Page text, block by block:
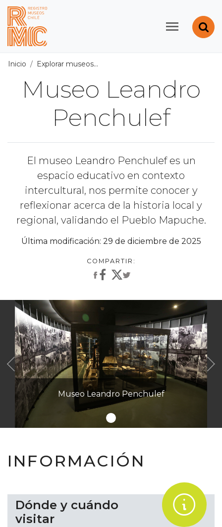
Contenido principal
Registro de Museos
Inicio Explorar museos
Museo Leandro
Penchulef
El museo Leandro Penchulef es un
espacio educativo en contexto
intercultural, nos permite conocer y
reflexionar acerca de la historia local y
regional, validando el Pueblo Mapuche.
Última modificación: 29 de diciembre de 2025
Museo Leandro Penchulef
Anterior
INFORMACIÓN
Dónde y cuándo
visitar
.